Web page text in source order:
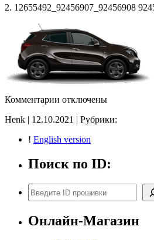
2. 12655492_92456907_92456908
Комментарии к
12655492_92456907
92456910_92456911
CHK(ok)
отключены
Henk | 12.10.2021 | Рубрики:
! English version
Поиск по ID:
Поиск
Онлайн-Магазин